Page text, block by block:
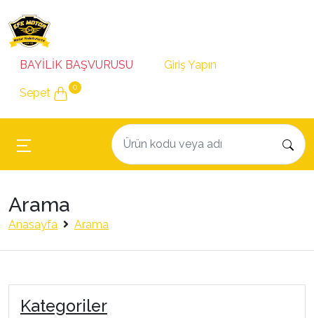
BAYİLİK BAŞVURUSU Giriş Yapın
Sepet 0
Arama
Anasayfa Arama
Kategoriler